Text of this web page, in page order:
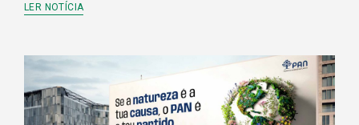
LER NOTÍCIA